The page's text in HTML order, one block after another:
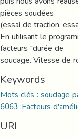
pièces soudées
(essai de traction,
En utilisant le
facteurs "durée de
soudage. Vitesse de
Keywords
Mots clés : soudage
6063 ;Facteurs
URI